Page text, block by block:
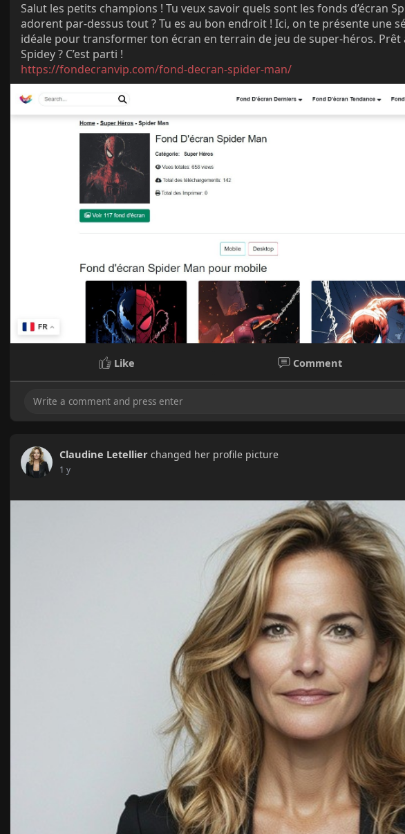
Salut les petits champions ! Tu veux savoir quels sont les fonds d’écran
adorent par-dessus tout ? Tu es au bon endroit ! Ici, on te présente une
idéale pour transformer ton écran en terrain de jeu de super-héros. Prêt
Spidey ? C’est parti !
https://fondecranvip.com/fond-decran-spider-man/
Like Comment
Claudine Letellier changed her profile picture
1 y